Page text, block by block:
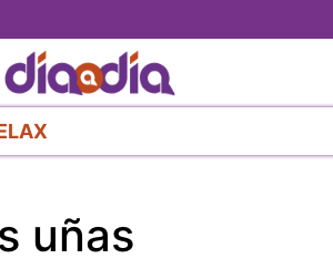
al
contenido
principal
uñas